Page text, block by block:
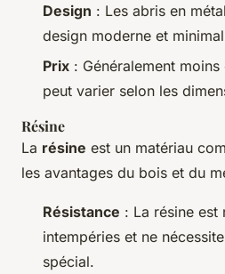
Design : Les abris en
design moderne et
Prix : Généralement
peut varier selon les
Résine
La résine est un matériau
les avantages du bois et du
Résistance : La résine est
intempéries et ne
spécial.